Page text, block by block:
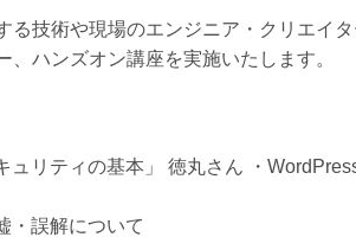
る技術や現場のエンジニア・クリエイ
ハンズオン講座を実施いたします。
ュリティの基本」 徳丸さん ・
・誤解について